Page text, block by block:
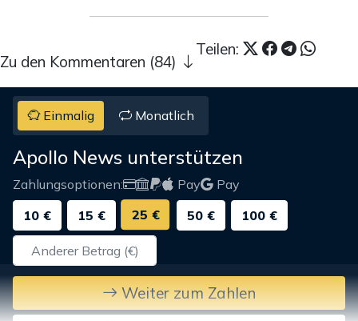
Teilen:
Zu den Kommentaren (84)
Einmalig Monatlich
Apollo News unterstützen
Zahlungsoptionen: Pay
Pay
10 €
15 € 25 € 50 € 100 €
Weiter zum Zahlen